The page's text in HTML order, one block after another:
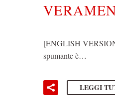
[ENGLISH
spumante è…
LEGGI